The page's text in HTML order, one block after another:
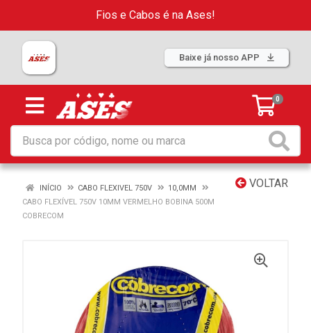
Fios e Cabos é na Ases!
Baixe já nosso APP
0
VOLTAR
INÍCIO CABO FLEXIVEL 750V
10,0MM
CABO FLEXÍVEL 750V 10MM VERMELHO BOBINA 500M
COBRECOM